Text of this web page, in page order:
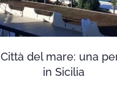
del mare: una
in Sicilia